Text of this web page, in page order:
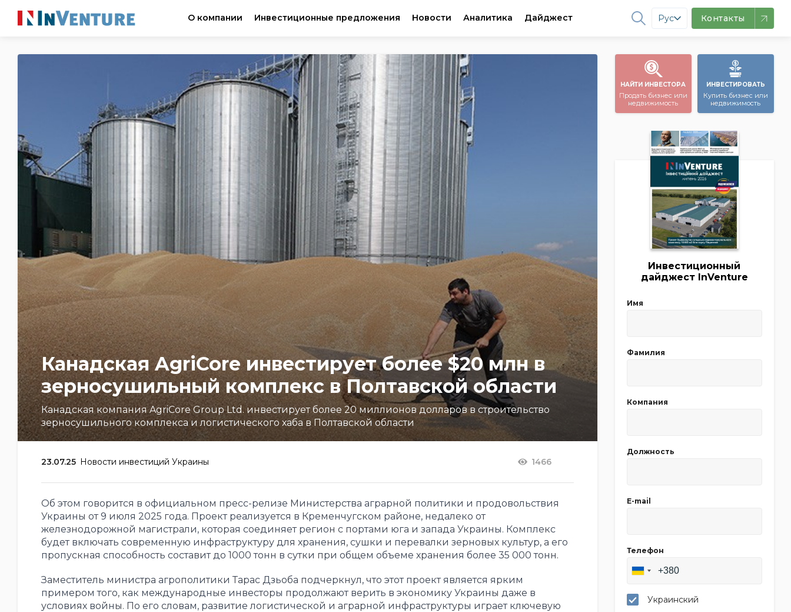
О компании Инвестиционные предложения Новости Аналитика Дайджест Рус Контакты
Канадская AgriCore инвестирует более $20 млн в
зерносушильный комплекс в Полтавской области
Канадская компания AgriCore Group Ltd. инвестирует более 20 миллионов долларов в строительство
зерносушильного комплекса и логистического хаба в Полтавской области
23.07.25 Новости инвестиций Украины 1466
Об этом говорится в официальном пресс-релизе Министерства аграрной политики и продовольствия
Украины от 9 июля 2025 года. Проект реализуется в Кременчугском районе, недалеко от
железнодорожной магистрали, которая соединяет регион с портами юга и запада Украины. Комплекс
будет включать современную инфраструктуру для хранения, сушки и перевалки зерновых культур, а его
пропускная способность составит до 1000 тонн в сутки при общем объеме хранения более 35 000 тонн.
Заместитель министра агрополитики Тарас Дзьоба подчеркнул, что этот проект является ярким
примером того, как международные инвесторы продолжают верить в экономику Украины даже в
условиях войны. По его словам, развитие логистической и аграрной инфраструктуры играет ключевую
НАЙТИ ИНВЕСТОРА
Продать бизнес или
недвижимость
ИНВЕСТИРОВАТЬ
Купить бизнес или
недвижимость
Инвестиционный
дайджест InVenture
Имя
Фамилия
Компания
Должность
E-mail
Телефон
Украинский